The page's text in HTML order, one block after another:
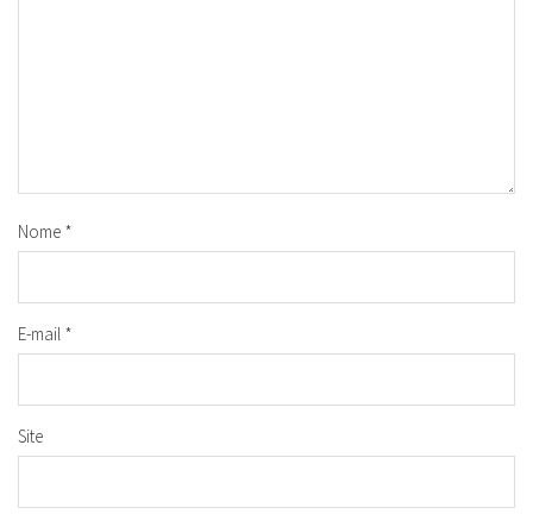
Nome *
E-mail *
Site